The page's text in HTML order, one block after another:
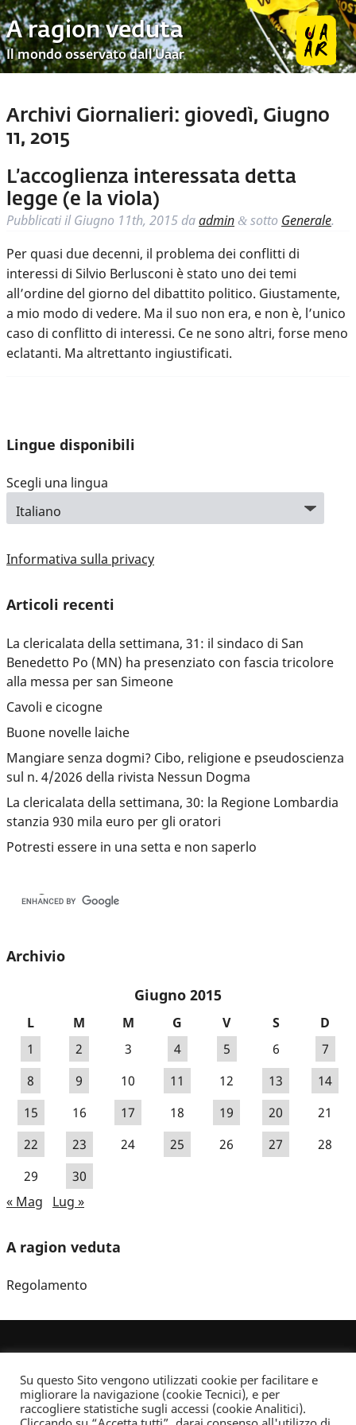
A ragion veduta
Il mondo osservato dall’Uaar
Archivi Giornalieri: giovedì, Giugno
11, 2015
L’accoglienza interessata detta
legge (e la viola)
Pubblicati ilGiugno 11th, 2015 daadmin & sotto Generale.
Per quasi due decenni, il problema dei conflitti di
interessi di Silvio Berlusconi è stato uno dei temi
all’ordine del giorno del dibattito politico. Giustamente,
a mio modo di vedere. Ma il suo non era, e non è, l’unico
caso di conflitto di interessi. Ce ne sono altri, forse meno
eclatanti. Ma altrettanto ingiustificati.
Lingue disponibili
Scegli una lingua
Informativa sulla privacy
Articoli recenti
La clericalata della settimana, 31: il sindaco di San
Benedetto Po (MN) ha presenziato con fascia tricolore
alla messa per san Simeone
Cavoli e cicogne
Buone novelle laiche
Mangiare senza dogmi? Cibo, religione e pseudoscienza
sul n. 4/2026 della rivista Nessun Dogma
La clericalata della settimana, 30: la Regione Lombardia
stanzia 930 mila euro per gli oratori
Potresti essere in una setta e non saperlo
Archivio
Giugno 2015
L M M G V S
D
1
2 3 4 5 6
7
8
9 10 11 12 13
14
15
16 17 18 19 20
21
22
23 24 25 26 27
28
29
30
« Mag
Lug »
A ragion veduta
Regolamento
Su questo Sito vengono utilizzati cookie per facilitare e
migliorare la navigazione (cookie Tecnici), e per
raccogliere statistiche sugli accessi (cookie Analitici).